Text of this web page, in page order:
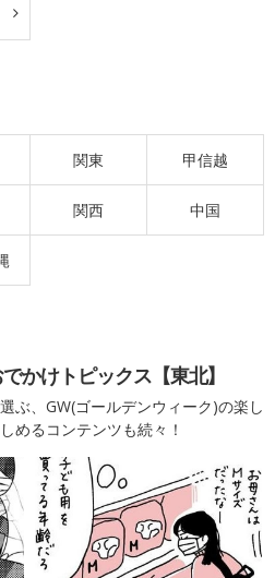
関東 甲信越
関西 中国
かけトピックス【東北】
ぶ、GW(ゴールデンウィーク)の楽し
めるコンテンツも続々！